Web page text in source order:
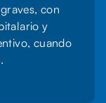
con
y
cuando